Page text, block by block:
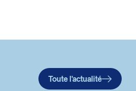
Toute l'actualité